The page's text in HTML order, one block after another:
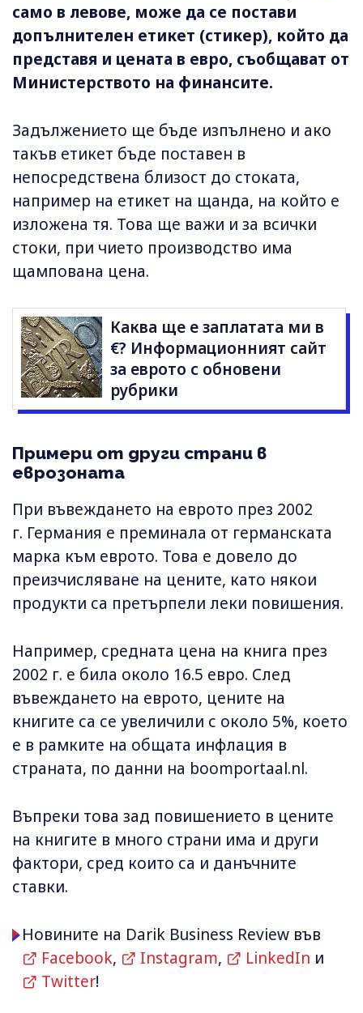
само в левове, може да се постави
допълнителен етикет (стикер), който да
представя и цената в евро, съобщават от
Министерството на финансите.
Задължението ще бъде изпълнено и ако
такъв етикет бъде поставен в
непосредствена близост до стоката,
например на етикет на щанда, на който е
изложена тя. Това ще важи и за всички
стоки, при чието производство има
щампована цена.
Каква ще е заплатата ми в
€? Информационният сайт
за еврото с обновени
рубрики
Примери от други страни в
еврозоната
При въвеждането на еврото през 2002
г. Германия е преминала от германската
марка към еврото. Това е довело до
преизчисляване на цените, като някои
продукти са претърпели леки повишения.
Например, средната цена на книга през
2002 г. е била около 16.5 евро. След
въвеждането на еврото, цените на
книгите са се увеличили с около 5%, което
е в рамките на общата инфлация в
страната, по данни на boomportaal.nl.
Въпреки това зад повишението в цените
на книгите в много страни има и други
фактори, сред които са и данъчните
ставки.
Новините на Darik Business Review във
Facebook, Instagram, LinkedIn и
Twitter!